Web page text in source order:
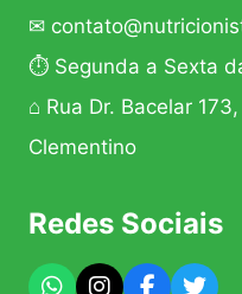
✉
⏱ Segunda a Sexta
⌂ Rua Dr. Bacelar
Clementino
Redes Sociais